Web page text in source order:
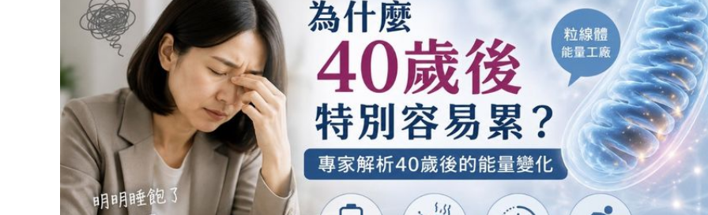
為什麼40歲後特別容易累？
生化暨分子生物學博士魏宗德表示，人體所有器官與細胞運作都需要能量，而負責產生能量的重要角色